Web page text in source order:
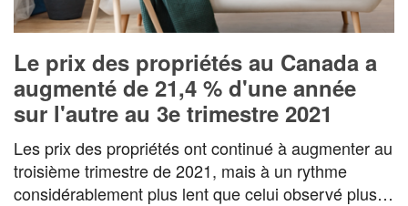
Le prix des propriétés au Canada a
augmenté de 21,4 % d'une année
sur l'autre au 3e trimestre 2021
Les prix des propriétés ont continué à augmenter au
troisième trimestre de 2021, mais à un rythme
considérablement plus lent que celui observé plus…